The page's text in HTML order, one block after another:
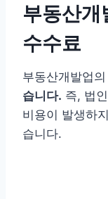
부동산개
수수료
부동산개발업
습니다. 즉, 법
비용이 발생하
습니다.